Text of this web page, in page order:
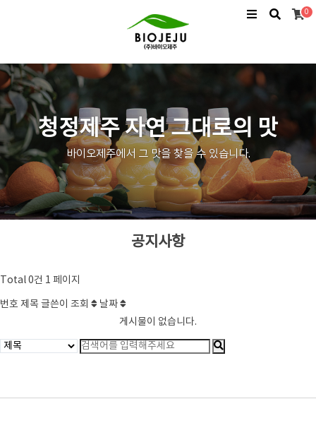
0
청정제주 자연 그대로의 맛
바이오제주에서 그 맛을 찾을 수 있습니다.
공지사항
Total 0건 1 페이지
번호 제목 글쓴이 조회
날짜
게시물이 없습니다.